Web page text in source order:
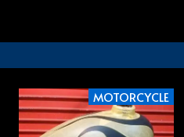
MOTORCYCLE